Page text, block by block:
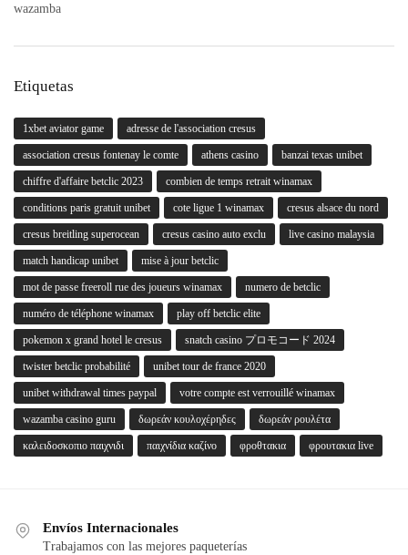
wazamba
Etiquetas
1xbet aviator game adresse de l'association cresus
association cresus fontenay le comte athens casino banzai texas unibet
chiffre d'affaire betclic 2023 combien de temps retrait winamax
conditions paris gratuit unibet cote ligue 1 winamax cresus alsace du nord
cresus breitling superocean cresus casino auto exclu live casino malaysia
match handicap unibet mise à jour betclic
mot de passe freeroll rue des joueurs winamax numero de betclic
numéro de téléphone winamax play off betclic elite
pokemon x grand hotel le cresus snatch casino プロモコード 2024
twister betclic probabilité unibet tour de france 2020
unibet withdrawal times paypal votre compte est verrouillé winamax
wazamba casino guru δωρεάν κουλοχέρηδες δωρεάν ρουλέτα
καλειδοσκοπιο παιχνιδι παιχνίδια καζίνο φροθτακια φρουτακια live
Envíos Internacionales
Trabajamos con las mejores paqueterías